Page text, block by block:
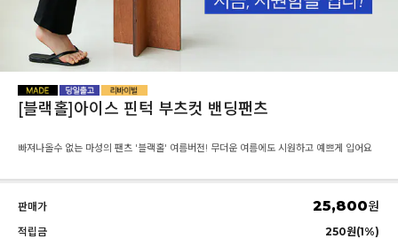
[블랙홀]아이스 핀턱 부츠컷 밴딩팬츠
빠져나올수 없는 마성의 팬츠 '블랙홀' 여름버전! 무더운 여름에도 시원하고 예쁘게 입어요
판매가 25,800원
적립금
250원(1%)